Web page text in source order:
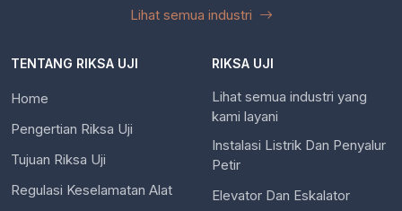
Lihat semua industri
TENTANG RIKSA UJI
Home
Pengertian Riksa Uji
Tujuan Riksa Uji
Regulasi Keselamatan Alat
RIKSA UJI
Lihat semua industri yang
kami layani
Instalasi Listrik Dan Penyalur
Petir
Elevator Dan Eskalator